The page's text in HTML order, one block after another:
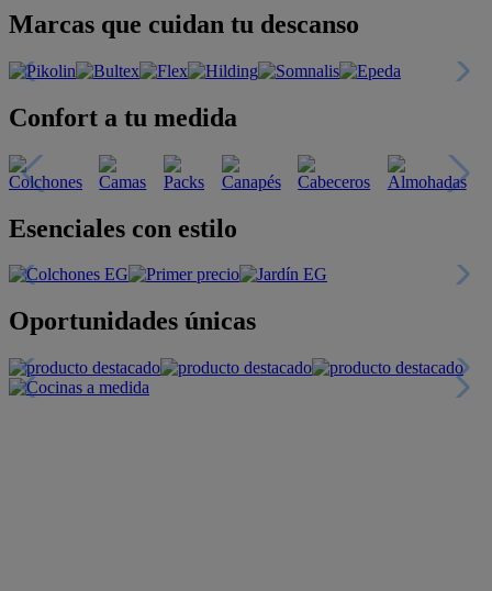
Marcas que cuidan tu descanso
Confort a tu medida
Esenciales con estilo
Oportunidades únicas